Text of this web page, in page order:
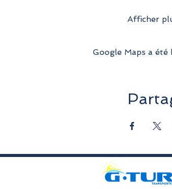
Afficher
Google Maps a été